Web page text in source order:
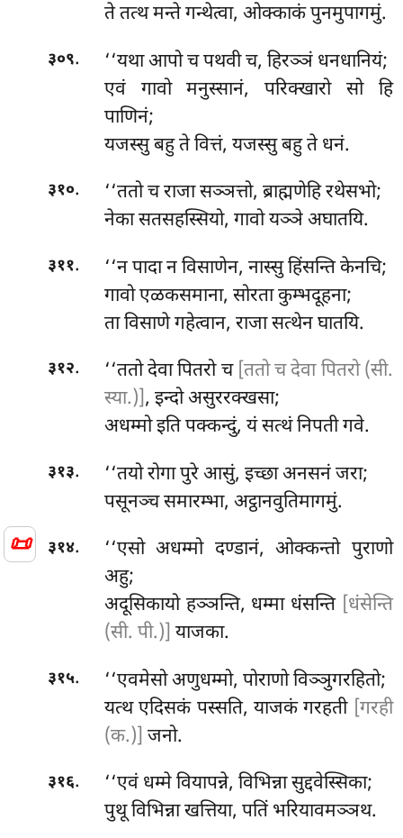
📜
ते तत्थ मन्ते गन्थेत्वा, ओक्काकं पुनमुपागमुं.
३०९.
‘‘यथा आपो च पथवी च, हिरञ्ञं धनधानियं;
एवं गावो मनुस्सानं, परिक्खारो सो हि
पाणिनं;
यजस्सु बहु ते वित्तं, यजस्सु बहु ते धनं.
३१०.
‘‘ततो च राजा सञ्ञत्तो, ब्राह्मणेहि रथेसभो;
नेका सतसहस्सियो, गावो यञ्ञे अघातयि.
३११. ‘‘नपादा न विसाणेन, नास्सु हिंसन्ति केनचि;
गावो एळकसमाना, सोरता कुम्भदूहना;
ता विसाणे गहेत्वान, राजा सत्थेन घातयि.
३१२. ‘‘ततोदेवा पितरो च [ततो च देवा पितरो (सी.
स्या.)], इन्दो असुररक्खसा;
अधम्मो इति पक्कन्दुं, यं सत्थं निपती गवे.
३१३.
‘‘तयो रोगा पुरे आसुं, इच्छा अनसनं जरा;
पसूनञ्च समारम्भा, अट्ठानवुतिमागमुं.
३१४. ‘‘एसोअधम्मो दण्डानं, ओक्कन्तो पुराणो
अहु;
अदूसिकायो हञ्ञन्ति, धम्मा धंसन्ति [धंसेन्ति
(सी. पी.)] याजका.
३१५.
‘‘एवमेसो अणुधम्मो, पोराणो विञ्ञुगरहितो;
यत्थ एदिसकं पस्सति, याजकं गरहती [गरही
(क.)] जनो.
३१६.
‘‘एवं धम्मे वियापन्ने, विभिन्ना सुद्दवेस्सिका;
पुथू विभिन्ना खत्तिया, पतिं भरियावमञ्ञथ.